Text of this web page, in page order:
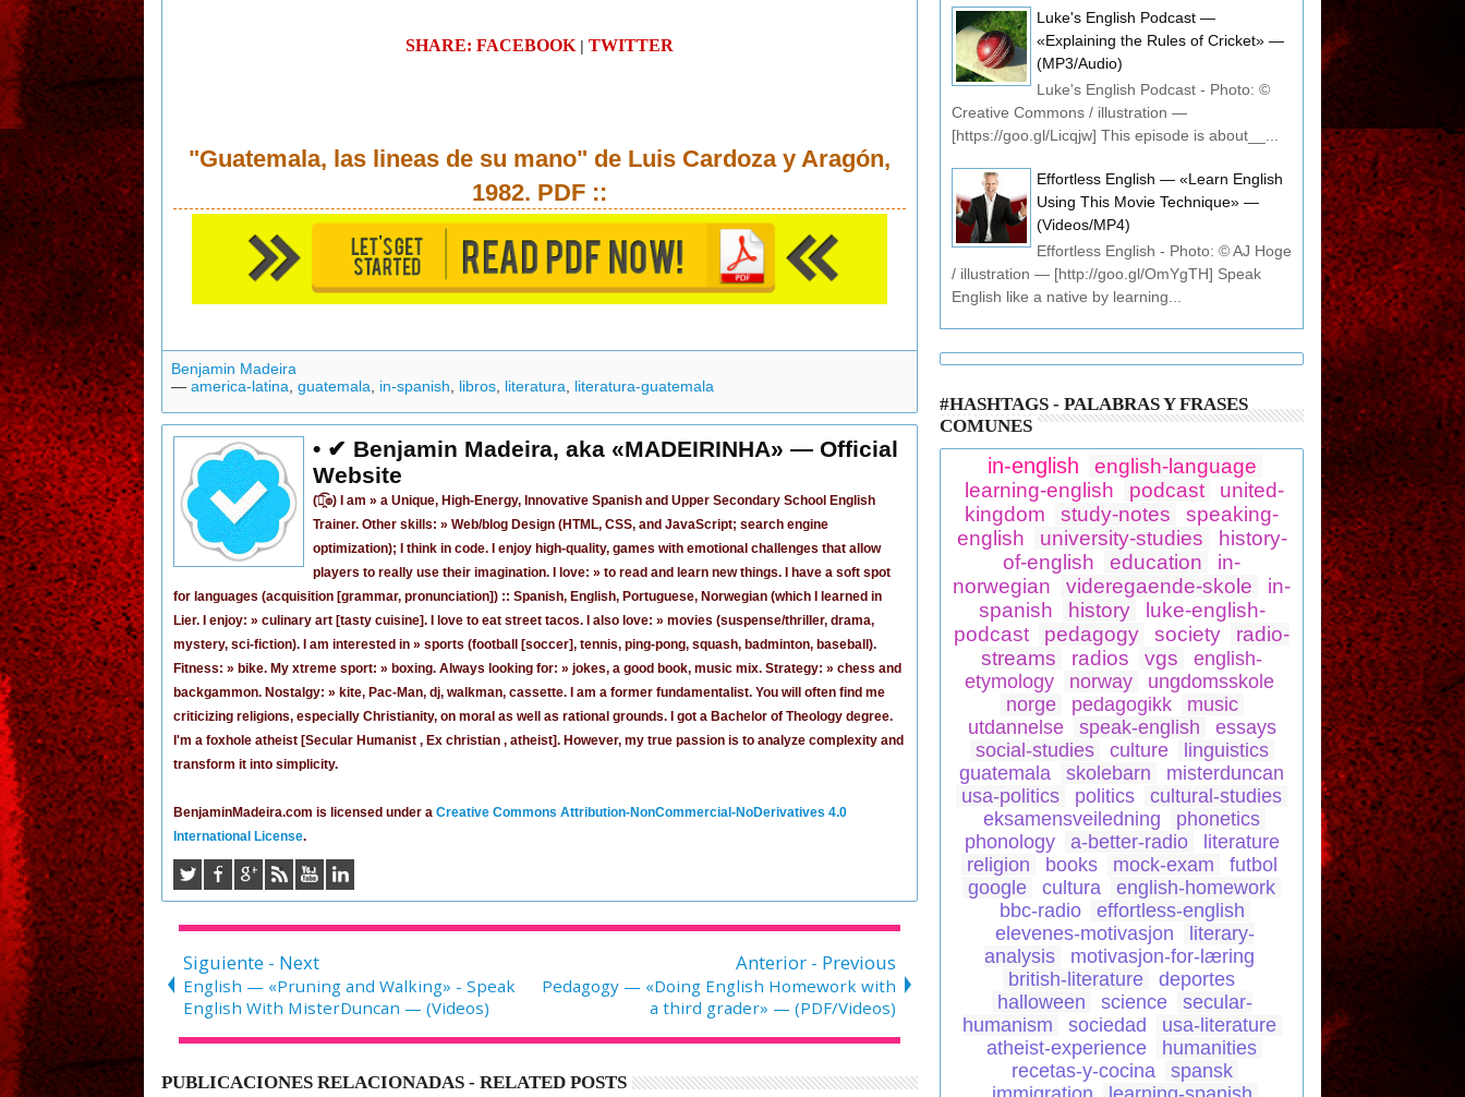
SHARE: FACEBOOK| TWITTER
"Guatemala, las lineas de su mano" de Luis Cardoza y Aragón,
1982. PDF::
Benjamin Madeira
— america-latina guatemala in-spanish libros, literatura literatura-guatemala
• ✔ Benjamin Madeira, aka «MADEIRINHA» — Official
Website
(͡๏̯͡๏) I am » a Unique, High-Energy, Innovative Spanishand Upper Secondary School English
Trainer. Other skills: » Web/blog Design (HTML, CSS, and JavaScript; search engine
optimization); I think in code. I enjoy high-quality, games with emotional challenges that allow
players to really use their imagination. I love: » to read and learn new things. I have a soft spot
for languages (acquisition [grammar, pronunciation]) :: Spanish, English, Portuguese, Norwegian (which I learned in
Lier. I enjoy: » culinary art [tasty cuisine]. I love to eat street tacos. I also love: » movies (suspense/thriller, drama,
mystery, sci-fiction). I am interested in » sports (football [soccer], tennis, ping-pong, squash, badminton, baseball).
Fitness: » bike. My xtreme sport: » boxing. Always looking for: » jokes, a good book, music mix. Strategy: » chess and
backgammon. Nostalgy: » kite, Pac-Man, dj, walkman, cassette. I am a former fundamentalist. You will often find me
criticizing religions, especially Christianity, on moral as well as rational grounds. I got a Bachelor of Theology degree.
I'm a foxhole atheist [Secular Humanist , Ex christian , atheist]. However, my true passion is to analyze complexity and
transform it into simplicity.
BenjaminMadeira.com is licensed under a Creative Commons Attribution-NonCommercial-NoDerivatives 4.0
International License.
Siguiente - Next
English — «Pruning and Walking» - Speak
English With MisterDuncan — (Videos)
Anterior - Previous
Pedagogy — «Doing English Homework with
a third grader» — (PDF/Videos)
PUBLICACIONES RELACIONADAS - RELATED POSTS
Luke's English Podcast —
«Explaining the Rules of Cricket» —
(MP3/Audio)
Luke's English Podcast - Photo: ©
Creative Commons / illustration —
[https://goo.gl/Licqjw] This episode is about__...
Effortless English — «Learn English
Using This Movie Technique» —
(Videos/MP4)
Effortless English - Photo: © AJ Hoge
/ illustration — [http://goo.gl/OmYgTH] Speak
English like a native by learning...
#HASHTAGS - PALABRAS Y FRASES
COMUNES
in-english
english-language
learning-english
podcast
united-
kingdom
study-notes
speaking-
english
university-studies
history-
of-english
education
in-
norwegian
videregaende-skole
in-
spanish
history
luke-english-
podcast
pedagogy society
radio-
streams
radios vgs
english-
etymology
norway
ungdomsskole
norge
pedagogikk
music
utdannelse
speak-english
essays
social-studies
culture
linguistics
guatemala
skolebarn
misterduncan
usa-politics
politics
cultural-studies
eksamensveiledning
phonetics
phonology
a-better-radio
literature
religion
books mock-exam
futbol
google
cultura
english-homework
bbc-radio
effortless-english
elevenes-motivasjon
literary-
analysis
motivasjon-for-læring
british-literature
deportes
halloween
science
secular-
humanism
sociedad
usa-literature
atheist-experience
humanities
recetas-y-cocina
spansk